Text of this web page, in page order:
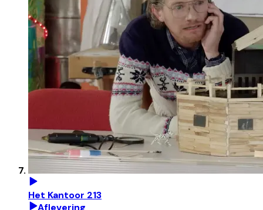
Het Kantoor 213
Aflevering